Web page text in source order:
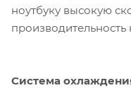
ноутбуку высокую
Система